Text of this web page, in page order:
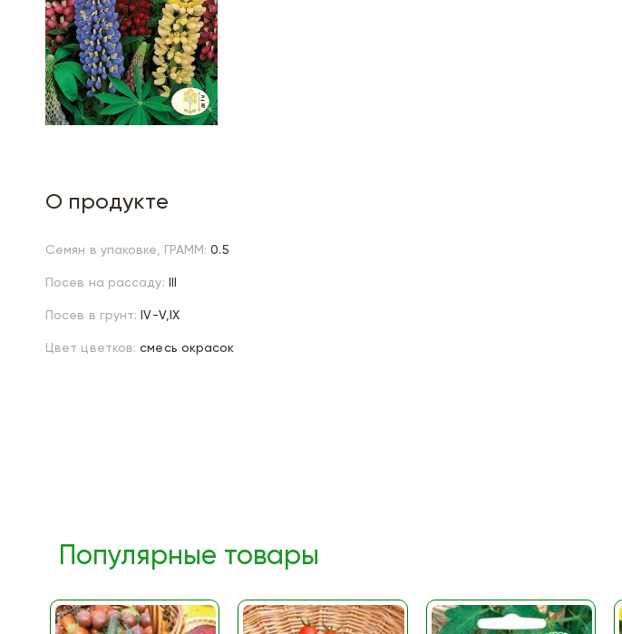
О продукте
Семян в упаковке, ГРАММ: 0.5
Посев на рассаду:
Посев в грунт: IV-V,IX
Цвет цветков: смесь окрасок
Популярные товары